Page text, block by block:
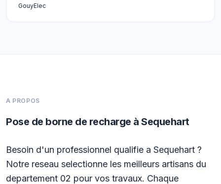
GouyElec
A PROPOS
Pose de borne de recharge à Sequehart
Besoin d'un professionnel qualifie a Sequehart ?
Notre reseau selectionne les meilleurs artisans du
departement 02 pour vos travaux. Chaque